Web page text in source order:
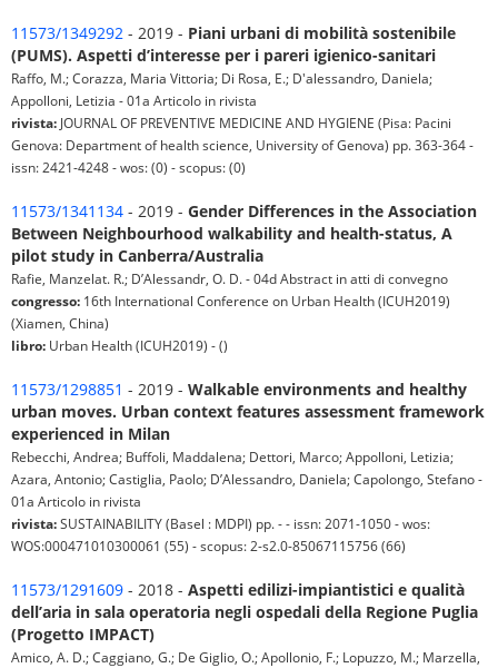
11573/1349292 - 2019 - Piani urbani di mobilità sostenibile
(PUMS). Aspetti d’interesse per i pareri igienico-sanitari
Raffo, M.; Corazza, Maria Vittoria; Di Rosa, E.; D'alessandro, Daniela;
Appolloni, Letizia - 01a Articolo in rivista
rivista: JOURNAL OF PREVENTIVE MEDICINE AND HYGIENE (Pisa: Pacini
Genova: Department of health science, University of Genova) pp. 363-364 -
issn: 2421-4248 - wos: (0) - scopus: (0)
11573/1341134 - 2019 - Gender Differences in the Association
Between Neighbourhood walkability and health-status, A
pilot study in Canberra/Australia
Rafie, Manzelat. R.; D’Alessandr, O. D. - 04d Abstract in atti di convegno
congresso: 16th International Conference on Urban Health (ICUH2019)
(Xiamen, China)
libro: Urban Health (ICUH2019) - ()
11573/1298851 - 2019 - Walkable environments and healthy
urban moves. Urban context features assessment framework
experienced in Milan
Rebecchi, Andrea; Buffoli, Maddalena; Dettori, Marco; Appolloni, Letizia;
Azara, Antonio; Castiglia, Paolo; D’Alessandro, Daniela; Capolongo, Stefano -
01a Articolo in rivista
rivista:SUSTAINABILITY (Basel : MDPI) pp. - - issn: 2071-1050 - wos:
WOS:000471010300061 (55) - scopus: 2-s2.0-85067115756 (66)
11573/1291609 - 2018 - Aspetti edilizi-impiantistici e qualità
dell’aria in sala operatoria negli ospedali della Regione Puglia
(Progetto IMPACT)
Amico, A. D.; Caggiano, G.; De Giglio, O.; Apollonio, F.; Lopuzzo, M.; Marzella,